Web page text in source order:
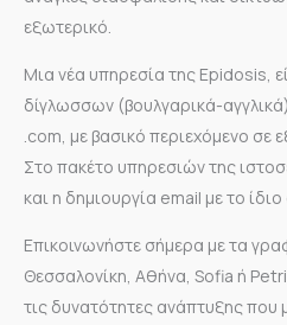
εξωτερικό.
Μια νέα υπηρεσία της Epidosis,
δίγλωσσων (βουλγαρικά-
.com, με βασικό περιεχόμενο σε
Στο πακέτο υπηρεσιών της
και η δημιουργία email με το
Επικοινωνήστε σήμερα με τα
Θεσσαλονίκη, Αθήνα, Sofia ή
τις δυνατότητες ανάπτυξης που